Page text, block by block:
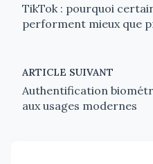
TikTok : pourquoi
performent mieux que
ARTICLE SUIVANT
Authentification
aux usages modernes